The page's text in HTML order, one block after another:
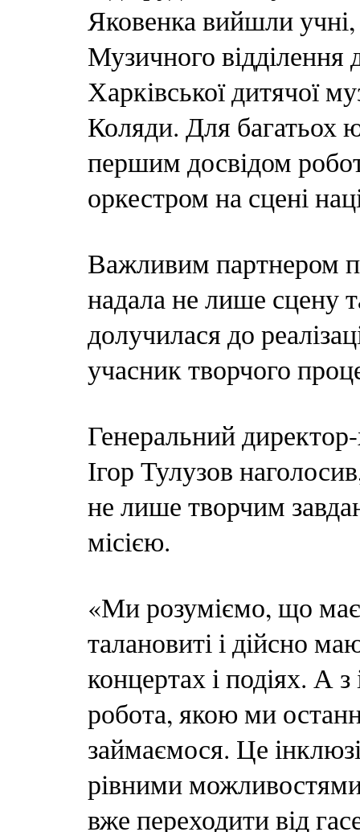
Яковенка вийшли
Музичного
Харківської дитячої
Коляди. Для багатьох
першим досвідом
оркестром на сцені
Важливим партнером
надала не лише сцену
долучилася до
учасник творчого
Генеральний
Ігор Тулузов
не лише творчим
місією.
«Ми розуміємо, що
талановиті і дійсно
концертах і подіях. А
робота, якою ми
займаємося. Це
рівними
вже переходити від